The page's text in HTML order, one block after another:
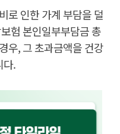
로 인한 가계 부담을 덜
험 본인일부부담금 총
우, 그 초과금액을 건강
다.